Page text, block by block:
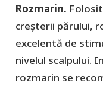
Rozmarin.
creșterii părului,
excelentă de
nivelul scalpului.
rozmarin se